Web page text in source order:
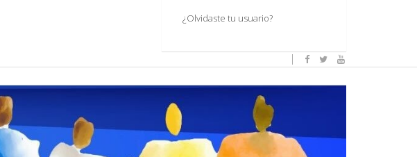
¿Olvidaste tu usuario?